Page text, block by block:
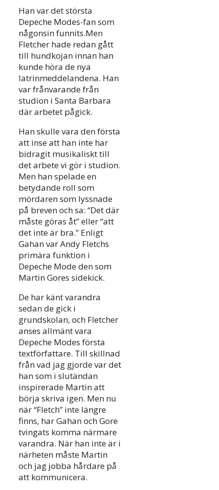
Han var det största
Depeche Modes-fan som
någonsin funnits.Men
Fletcher hade redan gått
till hundkojan innan han
kunde höra de nya
latrinmeddelandena. Han
var frånvarande från
studion i Santa Barbara
där arbetet pågick.
Han skulle vara den första
att inse att han inte har
bidragit musikaliskt till
det arbete vi gör i studion.
Men han spelade en
betydande roll som
mördaren som lyssnade
på breven och sa: “Det där
måste göras åt” eller “att
det inte är bra.” Enligt
Gahan var Andy Fletchs
primära funktion i
Depeche Mode den som
Martin Gores sidekick.
De har känt varandra
sedan de gick i
grundskolan, och Fletcher
anses allmänt vara
Depeche Modes första
textförfattare. Till skillnad
från vad jag gjorde var det
han som i slutändan
inspirerade Martin att
börja skriva igen. Men nu
när “Fletch” inte längre
finns, har Gahan och Gore
tvingats komma närmare
varandra. När han inte är i
närheten måste Martin
och jag jobba hårdare på
att kommunicera.